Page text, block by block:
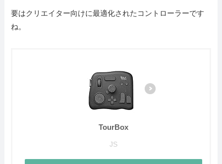
要はクリエイター向けに最適化されたコントローラーです
ね。
TourBox
JS